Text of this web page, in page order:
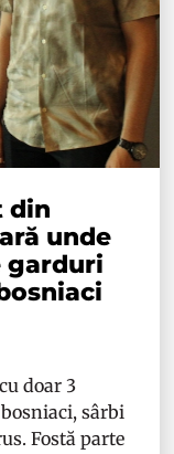
din
unde
garduri
doar 3
sârbi
Fostă parte